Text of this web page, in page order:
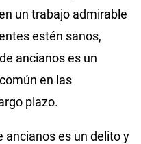
un trabajo admirable
estén sanos,
ancianos es un
en las
plazo.
ancianos es un delito y